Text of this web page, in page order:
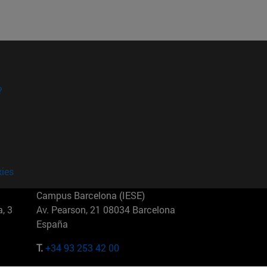
3
Campus Barcelona (IESE)
Av. Pearson, 21 08034 Barcelona
España
T.+34 93 253 42 00